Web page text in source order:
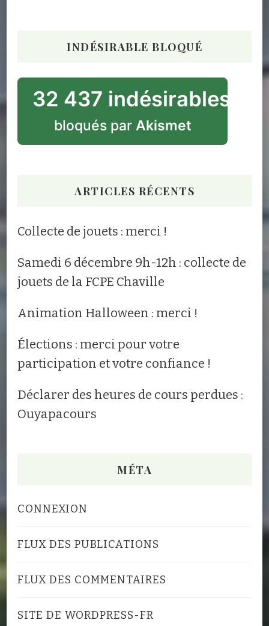
INDÉSIRABLE BLOQUÉ
32 437 indésirables
bloqués par Akismet
ARTICLES RÉCENTS
Collecte de jouets : merci !
Samedi 6 décembre 9h-12h : collecte de
jouets de la FCPE Chaville
Animation Halloween : merci !
Élections : merci pour votre
participation et votre confiance !
Déclarer des heures de cours perdues :
Ouyapacours
MÉTA
CONNEXION
FLUX DES PUBLICATIONS
FLUX DES COMMENTAIRES
SITE DE WORDPRESS-FR